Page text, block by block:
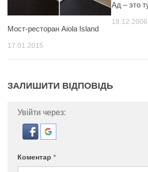
Мост-ресторан Aiola Island
17.01.2015
Ад – это
18.12.2006
ЗАЛИШИТИ ВІДПОВІДЬ
Увійти через:
Коментар *